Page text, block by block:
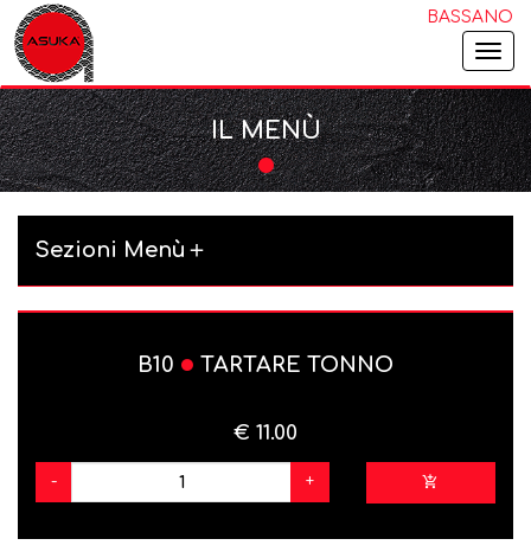
BASSANO
IL MENÙ
Sezioni Menù
B10 TARTARE TONNO
€ 11.00
- +